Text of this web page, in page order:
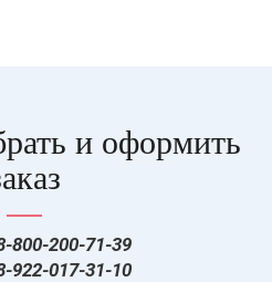
и оформить
800-200-71-39
922-017-31-10